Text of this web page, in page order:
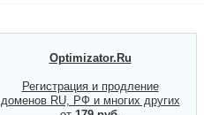
Optimizator.Ru
Регистрация и продление
доменов RU, РФ и многих других